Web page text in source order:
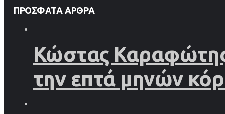
ΠΡΌΣΦΑΤΑ ΆΡΘΡΑ
Κώστας Καραφώτης
την επτά μηνών